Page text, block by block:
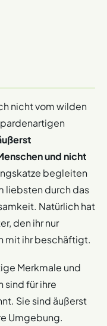
nicht vom wilden
und nicht
begleiten
liebsten durch das
Natürlich hat
den ihr nur
mit ihr beschäftigt.
Merkmale und
sind für ihre
Sie sind äußerst
Umgebung.